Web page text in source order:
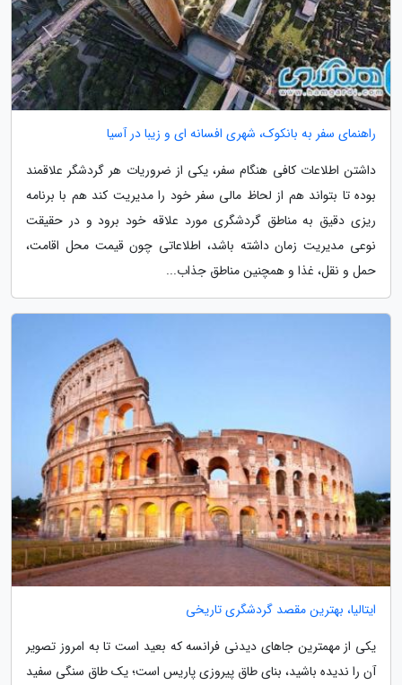
راهنمای سفر به بانکوک، شهری افسانه ای و زیبا در آسیا
داشتن اطلاعات کافی هنگام سفر، یکی از ضروریات هر گردشگر علاقمند
بوده تا بتواند هم از لحاظ مالی سفر خود را مدیریت کند هم با برنامه
ریزی دقیق به مناطق گردشگری مورد علاقه خود برود و در حقیقت
نوعی مدیریت زمان داشته باشد، اطلاعاتی چون قیمت محل اقامت،
حمل و نقل، غذا و همچنین مناطق جذاب...
ایتالیا، بهترین مقصد گردشگری تاریخی
یکی از مهمترین جاهای دیدنی فرانسه که بعید است تا به امروز تصویر
آن را ندیده باشید، بنای طاق پیروزی پاریس است؛ یک طاق سنگی سفید